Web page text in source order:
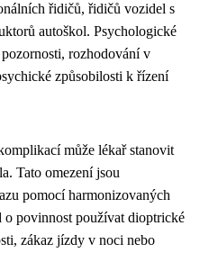
řidičů, řidičů vozidel s
autoškol. Psychologické
rozhodování v
způsobilosti k řízení
může lékař stanovit
Tato omezení jsou
pomocí harmonizovaných
o povinnost používat dioptrické
zákaz jízdy v noci nebo